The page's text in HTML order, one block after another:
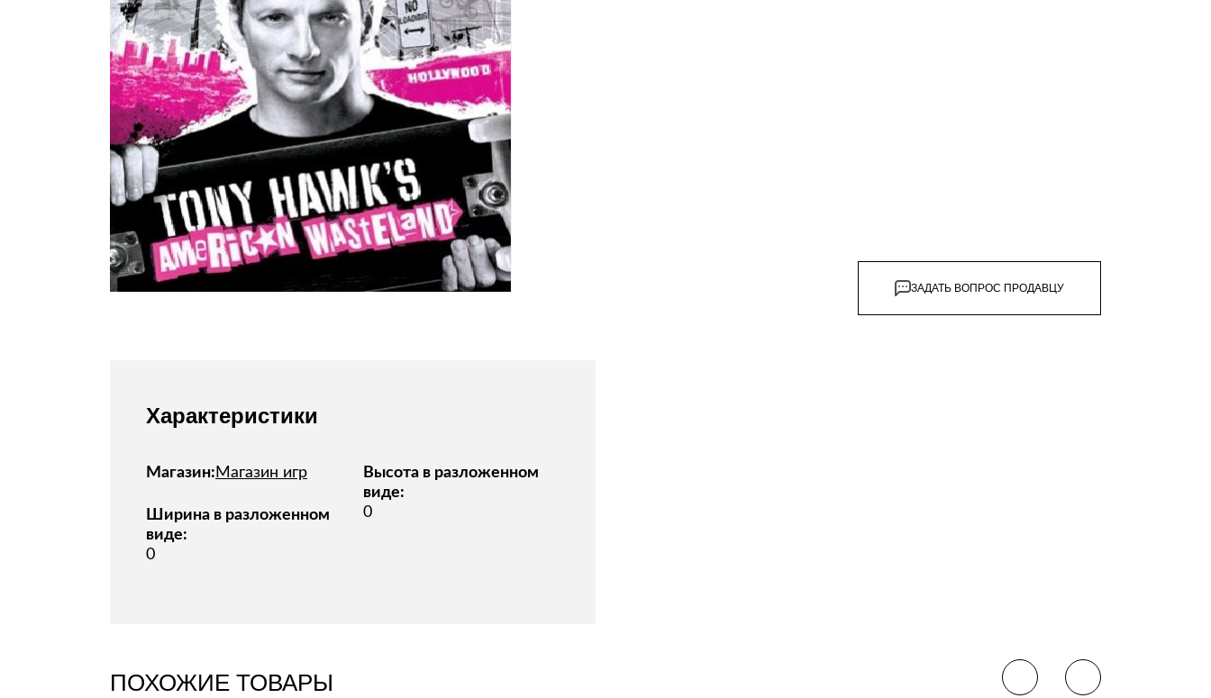
Стулья, кресла, пуфы
Шкафы, стеллажи, полки, сундуки
ЗАДАТЬ ВОПРОС ПРОДАВЦУ
Характеристики
Магазин: Магазин игр
Ширина в разложенном
виде:
0
Высота в разложенном
виде:
0
ПОХОЖИЕ ТОВАРЫ